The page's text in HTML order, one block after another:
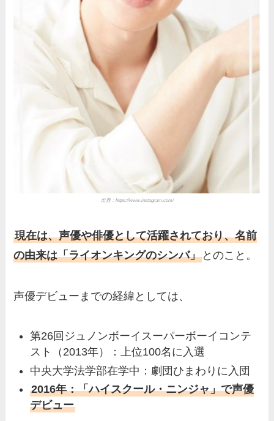
出典： https://www.instagram.com/
現在は、声優や俳優として活躍されており、名前
の由来は「ライオンキングのシンバ」 とのこと。
声優デビューまでの経緯としては、
第26回ジュノンボーイスーパーボーイコンテ
スト（2013年）：上位100名に入選
中央大学法学部在学中：劇団ひまわりに入団
2016年：「ハイスクール・ニンジャ」で声優
デビュー